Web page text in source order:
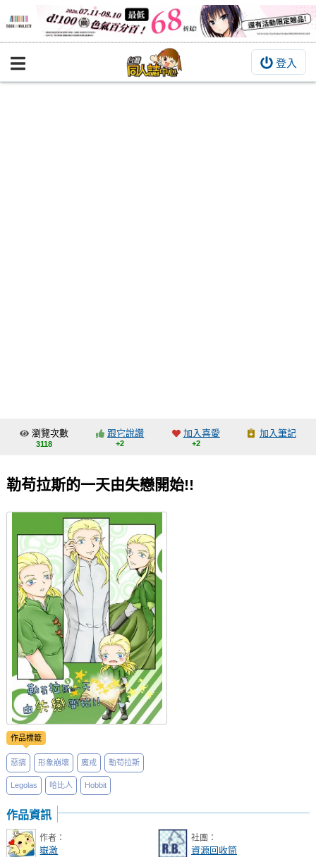
登入
BOOKY書集倉庫
交流中心
會員功能選單
會員中心
註冊會員
登入
瀏覽次數
3118
跟它說讚
+2
加入喜愛
+2
加入筆記
勒苟拉斯的一天由失戀開始!!
作品標籤
惡搞 形象崩壞 魔戒 勒苟拉斯
Legolas 哈比人 Hobbit
作品資訊
作者：
嶽激
社團：
資源回收筒